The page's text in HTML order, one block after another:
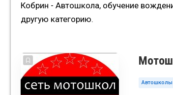
Кобрин - Автошкола, обучение
другую категорию.
Автошколы